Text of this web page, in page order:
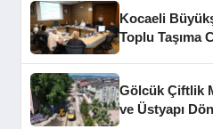
Kocaeli
Toplu Taşıma
Gölcük Çiftlik
ve Üstyapı